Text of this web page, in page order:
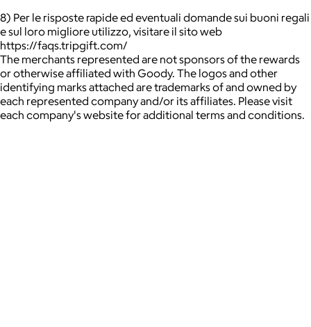
8) Per le risposte rapide ed eventuali domande sui buoni regali
e sul loro migliore utilizzo, visitare il sito web
https://faqs.tripgift.com/
The merchants represented are not sponsors of the rewards
or otherwise affiliated with Goody. The logos and other
identifying marks attached are trademarks of and owned by
each represented company and/or its affiliates. Please visit
each company's website for additional terms and conditions.